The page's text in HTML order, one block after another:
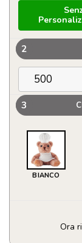
2
3
BIANCO
Ora